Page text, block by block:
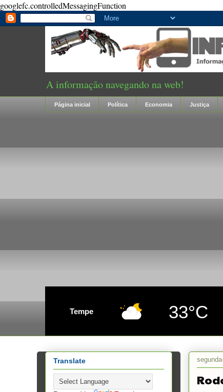
googlefc.controlledMessagingFunction
A informação navegando na web!
Página inicial Política Economia Justiça
Tempe 33°C
Translate